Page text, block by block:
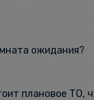
ожидания?
плановое ТО,